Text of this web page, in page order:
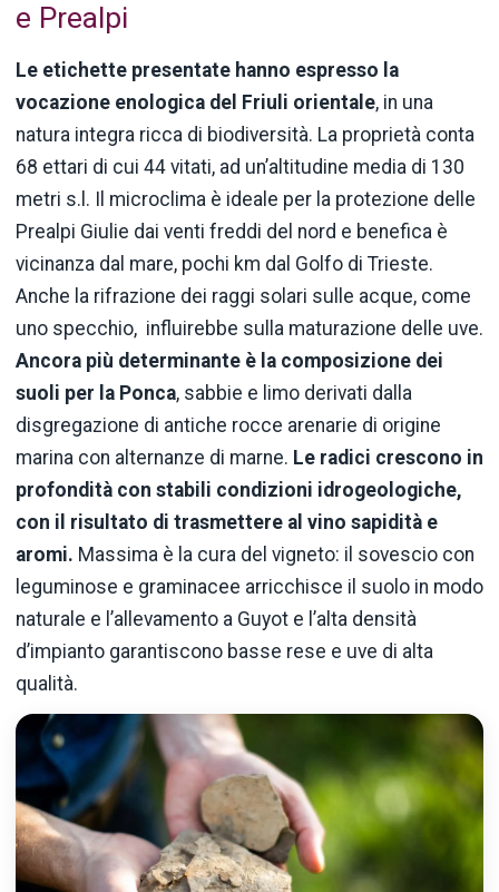
e Prealpi
Le etichette presentate hanno espresso la
vocazione enologica del Friuli orientale, in una
natura integra ricca di biodiversità. La proprietà conta
68 ettari di cui 44 vitati, ad un’altitudine media di 130
metri s.l. Il microclima è ideale per la protezione delle
Prealpi Giulie dai venti freddi del nord e benefica è
vicinanza dal mare, pochi km dal Golfo di Trieste.
Anche la rifrazione dei raggi solari sulle acque, come
uno specchio, influirebbe sulla maturazione delle uve.
Ancora più determinante è la composizione dei
suoli per la Ponca, sabbie e limo derivati dalla
disgregazione di antiche rocce arenarie di origine
marina con alternanze di marne. Le radici crescono in
profondità con stabili condizioni idrogeologiche,
con il risultato di trasmettere al vino sapidità e
aromi. Massima è la cura del vigneto: il sovescio con
leguminose e graminacee arricchisce il suolo in modo
naturale e l’allevamento a Guyot e l’alta densità
d’impianto garantiscono basse rese e uve di alta
qualità.